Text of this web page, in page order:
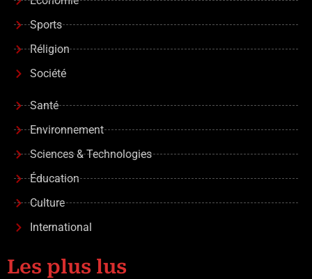
Sports
Réligion
Société
Santé
Environnement
Sciences & Technologies
Éducation
Culture
International
Les plus lus